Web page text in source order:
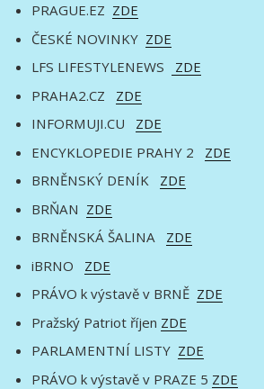
PRAGUE.EZ ZDE
ČESKÉ NOVINKY ZDE
LFS LIFESTYLENEWS
ZDE
PRAHA2.CZ ZDE
INFORMUJI.CU ZDE
ENCYKLOPEDIE PRAHY 2 ZDE
BRNĚNSKÝ DENÍK ZDE
BRŇAN ZDE
BRNĚNSKÁ ŠALINA ZDE
iBRNO ZDE
PRÁVO k výstavě v BRNĚ ZDE
Pražský Patriot říjen ZDE
PARLAMENTNÍ LISTY ZDE
PRÁVO k výstavě v PRAZE 5 ZDE